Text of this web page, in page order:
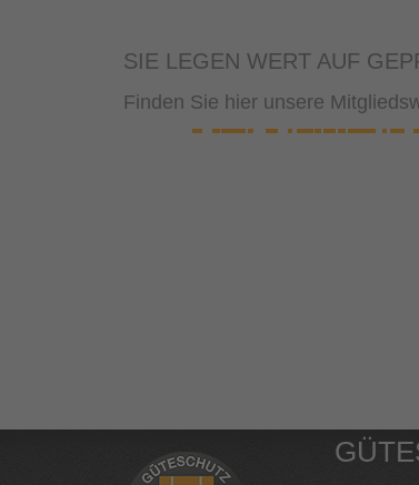
SIE LEGEN WERT AUF
Finden Sie hier unsere